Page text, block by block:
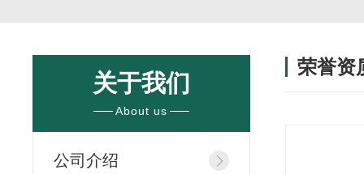
关于我们
About us
公司介绍
荣誉资